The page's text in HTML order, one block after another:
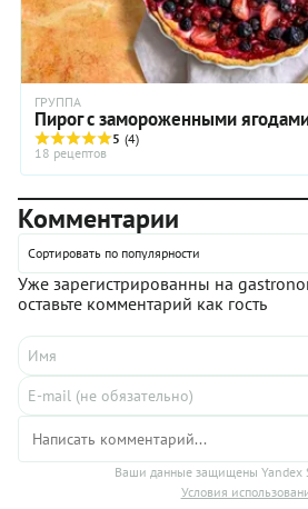
ГРУППА
Пирог с замороженными
5 (4)
18 рецептов
Комментарии
Сортировать по популярности
Уже зарегистрированны на
оставьте комментарий как гость
Ваши данные защищены Yandex
Условия